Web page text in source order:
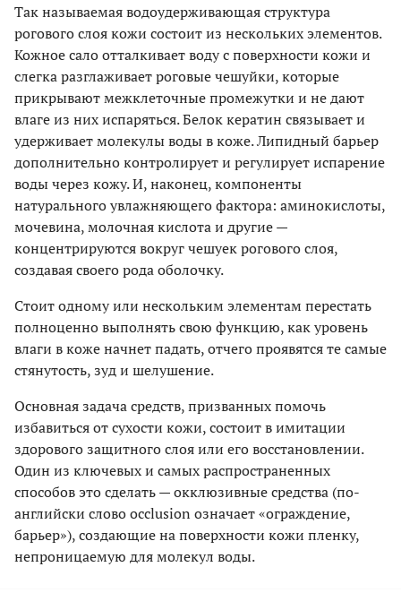
Так называемая водоудерживающая структура
рогового слоя кожи состоит из нескольких элементов.
Кожное сало отталкивает воду с поверхности кожи и
слегка разглаживает роговые чешуйки, которые
прикрывают межклеточные промежутки и не дают
влаге из них испаряться. Белок кератин связывает и
удерживает молекулы воды в коже. Липидный барьер
дополнительно контролирует и регулирует испарение
воды через кожу. И, наконец, компоненты
натурального увлажняющего фактора: аминокислоты,
мочевина, молочная кислота и другие —
концентрируются вокруг чешуек рогового слоя,
создавая своего рода оболочку.
Стоит одному или нескольким элементам перестать
полноценно выполнять свою функцию, как уровень
влаги в коже начнет падать, отчего проявятся те самые
стянутость, зуд и шелушение.
Основная задача средств, призванных помочь
избавиться от сухости кожи, состоит в имитации
здорового защитного слоя или его восстановлении.
Один из ключевых и самых распространенных
способов это сделать — окклюзивные средства (по-
английски слово occlusion означает «ограждение,
барьер»), создающие на поверхности кожи пленку,
непроницаемую для молекул воды.